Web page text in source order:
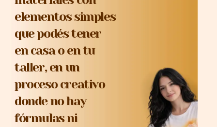
elementos simples
que podés tener
en casa o en tu
taller, en un
proceso creativo
donde no hay
fórmulas ni